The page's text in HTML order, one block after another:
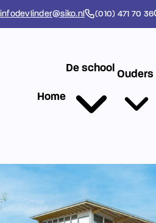
infodevlinder@siko.nl (010) 471 70 36
Home
De school Ouders